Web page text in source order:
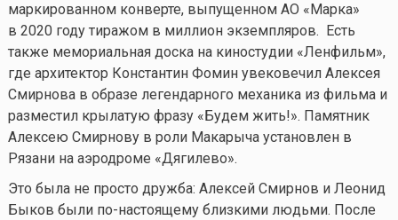
маркированном конверте, выпущенном АО «Марка»
в 2020 году тиражом в миллион экземпляров. Есть
также мемориальная доска на киностудии «Ленфильм»,
где архитектор Константин Фомин увековечил Алексея
Смирнова в образе легендарного механика из фильма и
разместил крылатую фразу «Будем жить!». Памятник
Алексею Смирнову в роли Макарыча установлен в
Рязани на аэродроме «Дягилево».
Это была не просто дружба: Алексей Смирнов и Леонид
Быков были по-настоящему близкими людьми. После